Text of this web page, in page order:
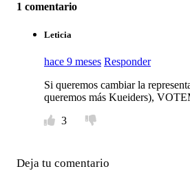
1 comentario
Leticia
hace 9 meses Responder
Si queremos cambiar la
queremos más Kueiders),
3
Deja tu comentario